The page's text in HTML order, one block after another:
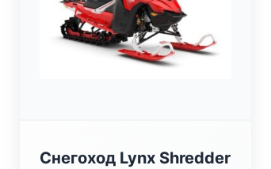
Снегоход Lynx Shredder